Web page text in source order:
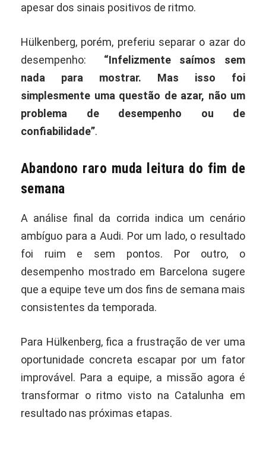
apesar dos sinais positivos de ritmo.
Hülkenberg, porém, preferiu separar o azar do
desempenho: “Infelizmente saímos sem
nada para mostrar. Mas isso foi
simplesmente uma questão de azar, não um
problema de desempenho ou de
confiabilidade”.
Abandono raro muda leitura do fim de
semana
A análise final da corrida indica um cenário
ambíguo para a Audi. Por um lado, o resultado
foi ruim e sem pontos. Por outro, o
desempenho mostrado em Barcelona sugere
que a equipe teve um dos fins de semana mais
consistentes da temporada.
Para Hülkenberg, fica a frustração de ver uma
oportunidade concreta escapar por um fator
improvável. Para a equipe, a missão agora é
transformar o ritmo visto na Catalunha em
resultado nas próximas etapas.